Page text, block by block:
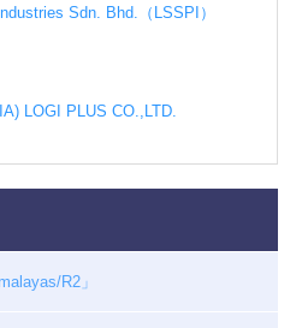
Sdn. Bhd.（LSSPI）
LOGI PLUS CO.,LTD.
R2」